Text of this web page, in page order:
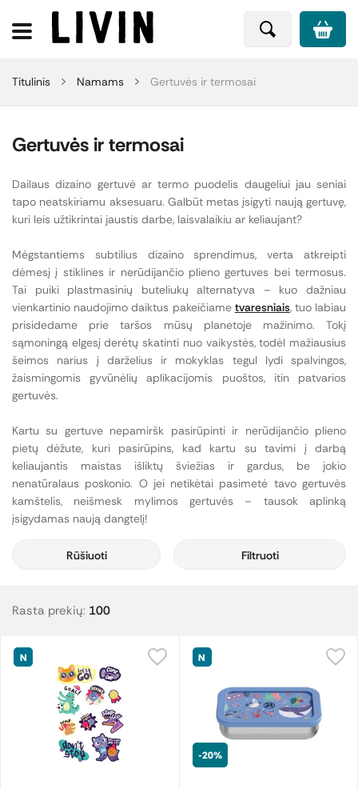
Titulinis Namams Gertuvės ir termosai
Gertuvės ir termosai
Dailaus dizaino gertuvė ar termo puodelis daugeliui jau seniai
tapo neatskiriamu aksesuaru. Galbūt metas įsigyti naują gertuvę,
kuri leis užtikrintai jaustis darbe, laisvalaikiu ar keliaujant?
Mėgstantiems subtilius dizaino sprendimus, verta atkreipti
dėmesį į stiklines ir nerūdijančio plieno gertuves bei termosus.
Tai puiki plastmasinių buteliukų alternatyva – kuo dažniau
vienkartinio naudojimo daiktus pakeičiame tvaresniais, tuo labiau
prisidedame prie taršos mūsų planetoje mažinimo. Tokį
sąmoningą elgesį derėtų skatinti nuo vaikystės, todėl mažiausius
šeimos narius į darželius ir mokyklas tegul lydi spalvingos,
žaismingomis gyvūnėlių aplikacijomis puoštos, itin patvarios
gertuvės.
Kartu su gertuve nepamiršk pasirūpinti ir nerūdijančio plieno
pietų dėžute, kuri pasirūpins, kad kartu su tavimi į darbą
keliaujantis maistas išliktų šviežias ir gardus, be jokio
nenatūralaus poskonio. O jei netikėtai pasimetė tavo gertuvės
kamštelis, neišmesk mylimos gertuvės – tausok aplinką
įsigydamas naują dangtelį!
Rūšiuoti Filtruoti
Rasta prekių: 100
N N
-20%